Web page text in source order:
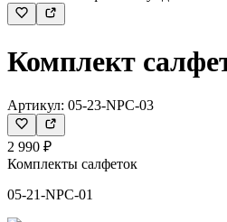
Комплект
Артикул: 05-23-NPC-03
2 990 ₽
Комплекты салфеток
05-21-NPC-01